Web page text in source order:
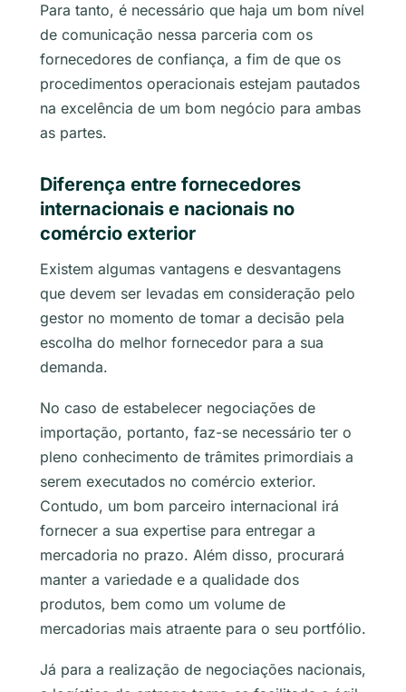
Para tanto, é necessário que haja um bom nível
de comunicação nessa parceria com os
fornecedores de confiança, a fim de que os
procedimentos operacionais estejam pautados
na excelência de um bom negócio para ambas
as partes.
Diferença entre fornecedores
internacionais e nacionais no
comércio exterior
Existem algumas vantagens e desvantagens
que devem ser levadas em consideração pelo
gestor no momento de tomar a decisão pela
escolha do melhor fornecedor para a sua
demanda.
No caso de estabelecer negociações de
importação, portanto, faz-se necessário ter o
pleno conhecimento de trâmites primordiais a
serem executados no comércio exterior.
Contudo, um bom parceiro internacional irá
fornecer a sua expertise para entregar a
mercadoria no prazo. Além disso, procurará
manter a variedade e a qualidade dos
produtos, bem como um volume de
mercadorias mais atraente para o seu portfólio.
Já para a realização de negociações nacionais,